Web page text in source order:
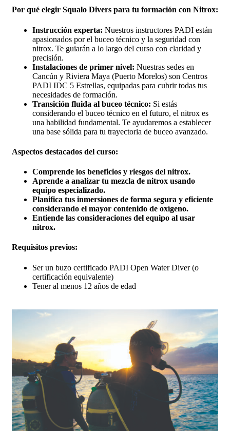
Por qué elegir Squalo Divers para tu formación con Nitrox:
Instrucción experta: Nuestros instructores PADI están
apasionados por el buceo técnico y la seguridad con
nitrox. Te guiarán a lo largo del curso con claridad y
precisión.
Instalaciones de primer nivel: Nuestras sedes en
Cancún y Riviera Maya (Puerto Morelos) son Centros
PADI IDC 5 Estrellas, equipadas para cubrir todas tus
necesidades de formación.
Transición fluida al buceo técnico: Si estás
considerando el buceo técnico en el futuro, el nitrox es
una habilidad fundamental. Te ayudaremos a establecer
una base sólida para tu trayectoria de buceo avanzado.
Aspectos destacados del curso:
Comprende los beneficios y riesgos del nitrox.
Aprende a analizar tu mezcla de nitrox usando
equipo especializado.
Planifica tus inmersiones de forma segura y eficiente
considerando el mayor contenido de oxígeno.
Entiende las consideraciones del equipo al usar
nitrox.
Requisitos previos:
Ser un buzo certificado PADI Open Water Diver (o
certificación equivalente)
Tener al menos 12 años de edad